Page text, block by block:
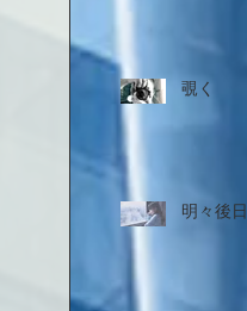
覗く
明々後日